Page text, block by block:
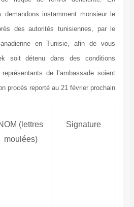
demandons instamment monsieur le
des autorités tunisiennes, par le
canadienne en Tunisie, afin de vous
soit détenu dans des conditions
représentants de l’ambassade soient
son procès reporté au 21 février prochain.
Signature
NOM (lettres
moulées)